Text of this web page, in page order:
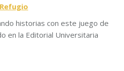
historias con este juego de
en la Editorial Universitaria